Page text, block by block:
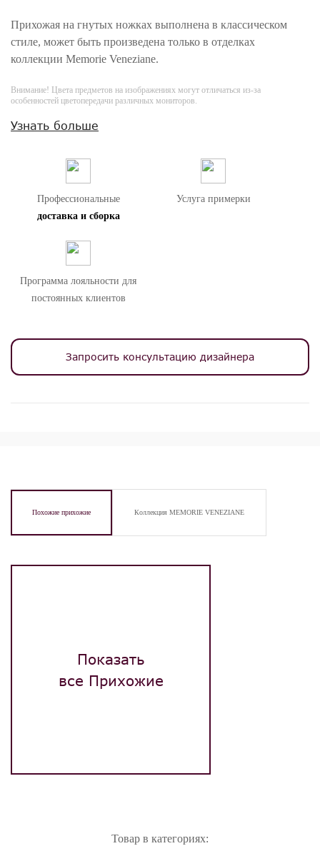
Прихожая на гнутых ножках выполнена в классическом
стиле, может быть произведена только в отделках
коллекции Memorie Veneziane.
Внимание! Цвета предметов на изображениях могут отличаться из-за
особенностей цветопередачи различных мониторов.
Узнать больше
Профессиональные
доставка и сборка
Услуга примерки
Программа лояльности для
постоянных клиентов
Запросить консультацию дизайнера
Похожие прихожие Коллекция MEMORIE VENEZIANE
Показать
все Прихожие
Товар в категориях: